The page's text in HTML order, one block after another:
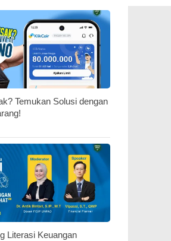
Temukan Solusi dengan
Literasi Keuangan